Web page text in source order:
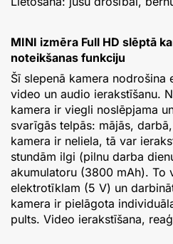
MINI izmēra Full HD slēptā
noteikšanas funkciju
Šī slepenā kamera
video un audio ierakstīšanu.
kamera ir viegli noslēpjama
svarīgās telpās: mājās,
kamera ir neliela, tā var
stundām ilgi (pilnu darba
akumulatoru (3800 mAh). To
elektrotīklam (5 V) un
kamera ir pielāgota
pults. Video ierakstīšana,